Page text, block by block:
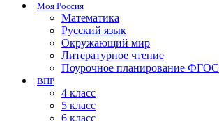
Моя Россия
Математика
Русский язык
Окружающий мир
Литературное чтение
Поурочное планирование ФГОС
ВПР
4 класс
5 класс
6 класс